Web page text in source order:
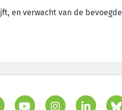
en verwacht van de bevoegde